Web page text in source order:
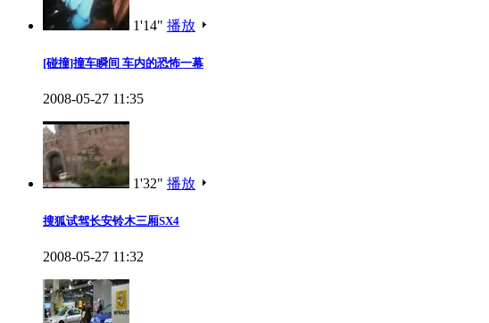
1'14" 播放
[碰撞]撞车瞬间 车内的恐怖一幕
2008-05-27 11:35
1'32" 播放
搜狐试驾长安铃木三厢SX4
2008-05-27 11:32